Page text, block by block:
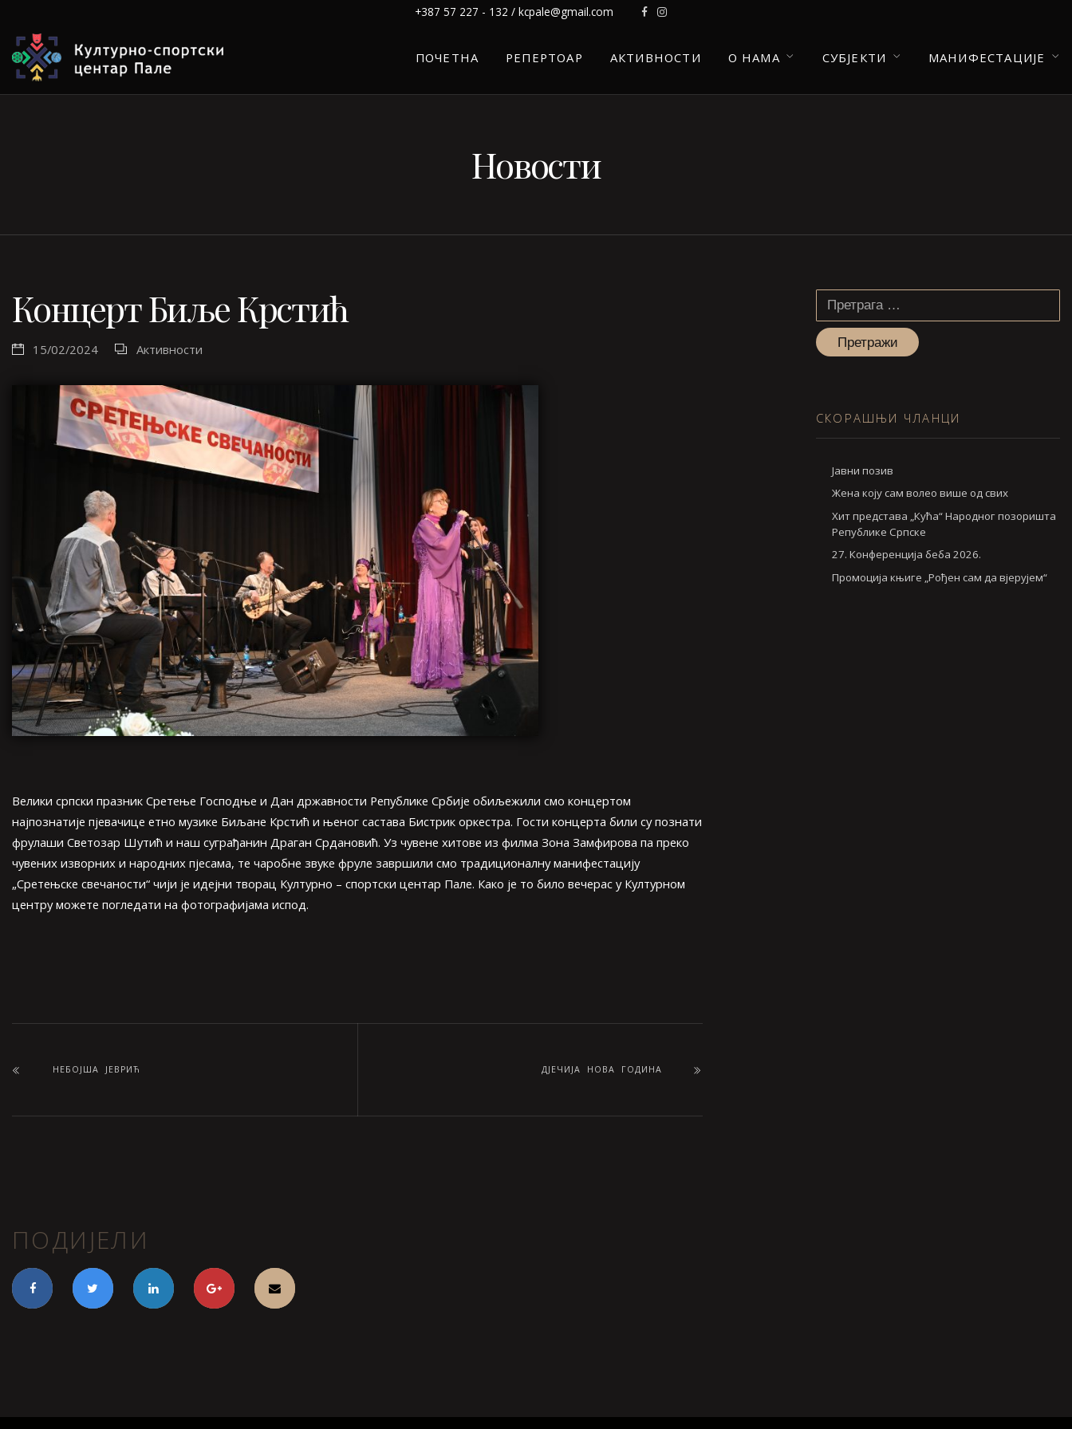
+387 57 227 - 132 / kcpale@gmail.com
ПОЧЕТНА РЕПЕРТОАР АКТИВНОСТИ О НАМА СУБЈЕКТИ МАНИФЕСТАЦИЈЕ
Новости
Концерт Биље Крстић
15/02/2024 Активности
Велики српски празник Сретење Господње и Дан државности Републике Србије обиљежили смо концертом
најпознатије пјевачице етно музике Биљане Крстић и њеног састава Бистрик оркестра. Гости концерта били су познати
фрулаши Светозар Шутић и наш суграђанин Драган Срдановић. Уз чувене хитове из филма Зона Замфирова па преко
чувених изворних и народних пјесама, те чаробне звуке фруле завршили смо традиционалну манифестацију
„Сретењске свечаности“ чији је идејни творац Културно – спортски центар Пале. Како је то било вечерас у Културном
центру можете погледати на фотографијама испод.
НЕБОЈША ЈЕВРИЋ ДЈЕЧИЈА НОВА ГОДИНА
ПОДИЈЕЛИ
за:
СКОРАШЊИ ЧЛАНЦИ
Jавни позив
Жена коју сам волео више од свих
Хит представа „Кућа“ Народног позоришта
Републике Српске
27. Конференција беба 2026.
Промоција књиге „Рођен сам да вјерујем“